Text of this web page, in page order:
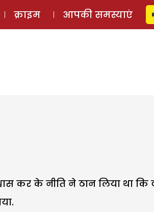
स्टोरी लॉग इन ⚲
क्राइम आपकी समस्याएं
कर के नीति ने ठान लिया था कि